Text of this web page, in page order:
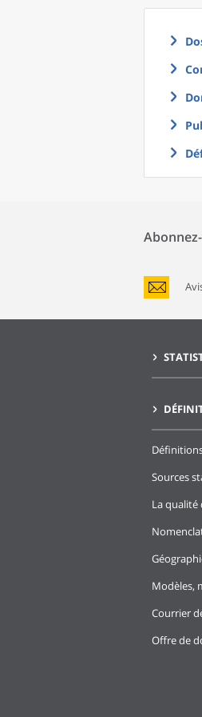
Sources
La qualité
Modèles,
Courrier
Offre de